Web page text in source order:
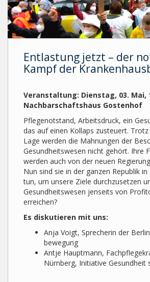
Entlastung jetzt – der
Kampf der
Veranstaltung: Dienstag, 03. Mai,
Nachbarschaftshaus Gostenhof
Pflegenotstand, Arbeitsdruck, ein
das auf einen Kollaps zusteuert.
Lage werden die Mahnungen der
Gesundheitswesen nicht gehört. Ihre
werden auch von der neu­en
Nun sind sie in der ganzen Republik
tun, um un­se­re Ziele durch­zuset­zen
Ge­­sund­heits­wesen jen­seits von
erreichen?
Es diskutieren mit uns:
Anja Voigt, Sprecherin der
be­we­gung
Antje Hauptmann,
Nürnberg, Initiative